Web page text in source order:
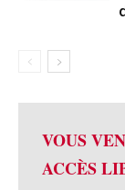
VOUS
ACCÈS